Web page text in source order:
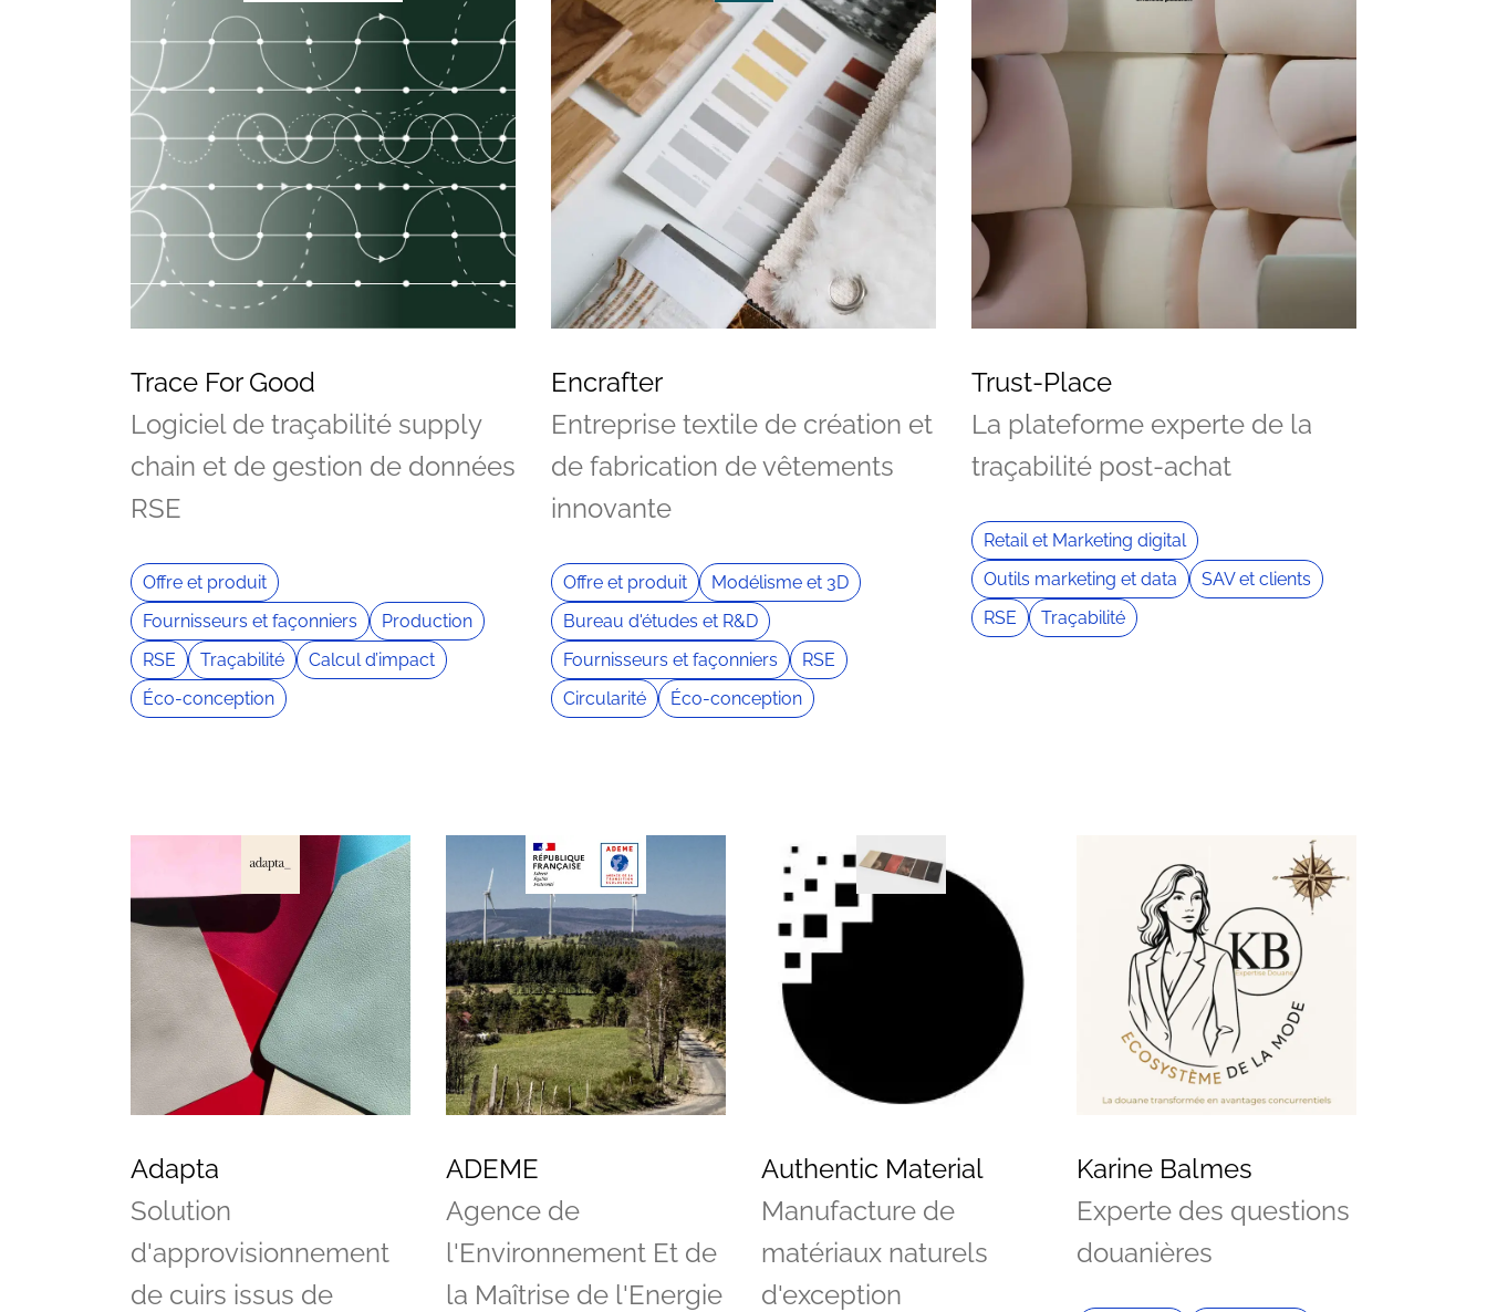
Vos questions
Trace For Good
Logiciel de traçabilité supply
chain et de gestion de données
RSE
Offre et produit
Fournisseurs et façonniers
Production
RSE
Traçabilité
Calcul d’impact
Éco-conception
Encrafter
Entreprise textile de création et
de fabrication de vêtements
innovante
Offre et produit
Modélisme et 3D
Bureau d'études et R&D
Fournisseurs et façonniers
RSE
Circularité
Éco-conception
Trust-Place
La plateforme experte de la
traçabilité post-achat
Retail et Marketing digital
Outils marketing et data
SAV et clients
RSE
Traçabilité
Adapta
Solution
d'approvisionnement
de cuirs issus de
ADEME
Agence de
l'Environnement Et de
la Maîtrise de l'Energie
Authentic Material
Manufacture de
matériaux naturels
d'exception
Karine Balmes
Experte des questions
douanières